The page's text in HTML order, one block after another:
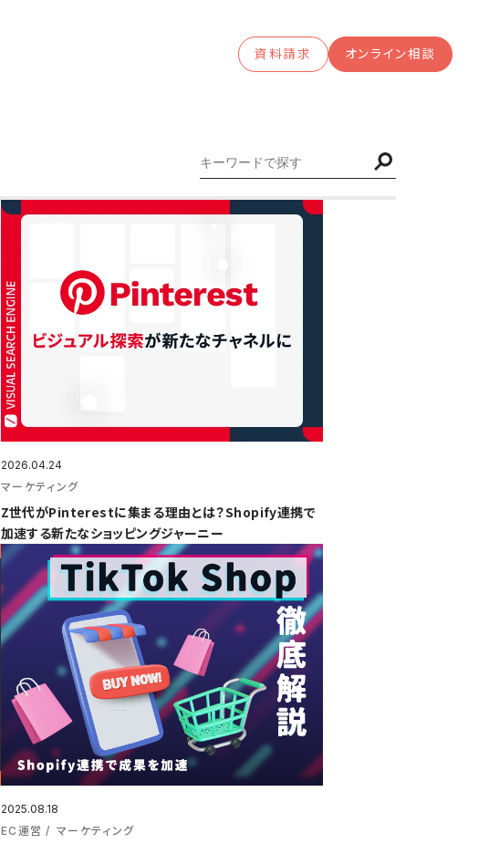
資料請求 オンライン相談
2026.04.24
マーケティング
Z世代がPinterestに集まる理由とは？Shopify連携で
加速する新たなショッピングジャーニー
2025.08.18
EC運営
マーケティング